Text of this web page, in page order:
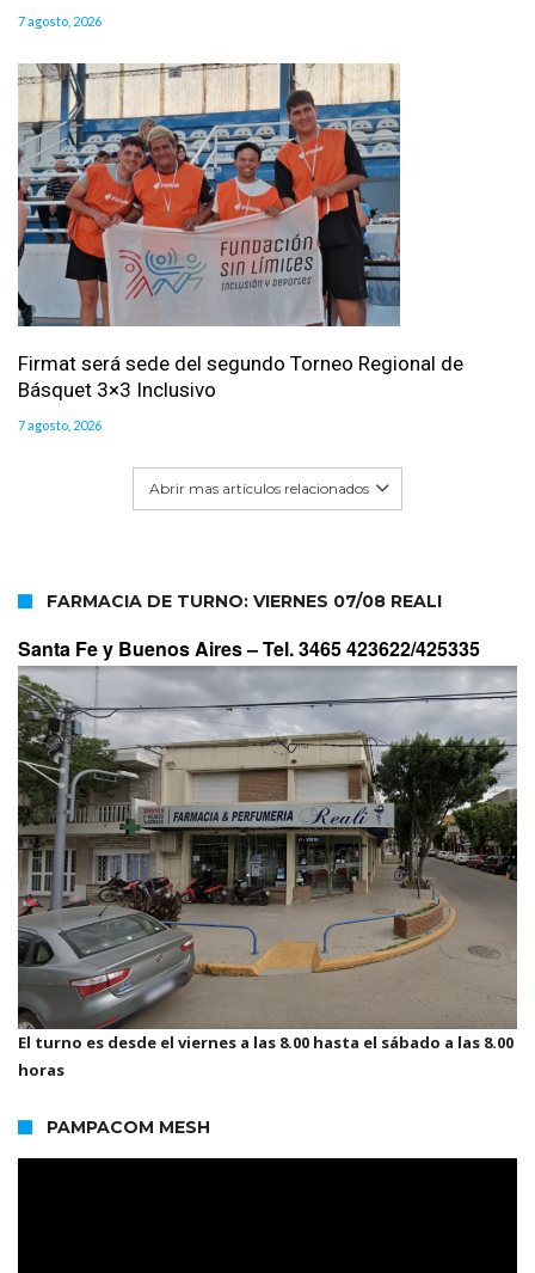
7 agosto, 2026
Firmat será sede del segundo Torneo Regional de
Básquet 3×3 Inclusivo
7 agosto, 2026
Abrir mas artículos relacionados
FARMACIA DE TURNO: VIERNES 07/08 REALI
Santa Fe y Buenos Aires –Tel. 3465 423622/425335
El turno es desde el viernes a las 8.00 hasta el sábado a las 8.00
horas
PAMPACOM MESH